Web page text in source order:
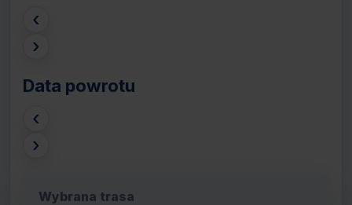
‹
›
Data powrotu
‹
›
Wybrana trasa